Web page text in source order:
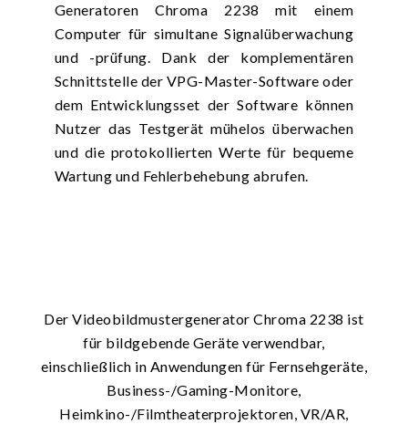
Generatoren Chroma 2238 mit einem
Computer für simultane Signalüberwachung
und -prüfung. Dank der komplementären
Schnittstelle der VPG-Master-Software oder
dem Entwicklungsset der Software können
Nutzer das Testgerät mühelos überwachen
und die protokollierten Werte für bequeme
Wartung und Fehlerbehebung abrufen.
Der Videobildmustergenerator Chroma 2238 ist
für bildgebende Geräte verwendbar,
einschließlich in Anwendungen für Fernsehgeräte,
Business-/Gaming-Monitore,
Heimkino-/Filmtheaterprojektoren, VR/AR,